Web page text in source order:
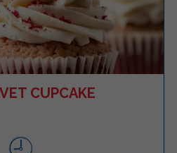
CUPCAKE